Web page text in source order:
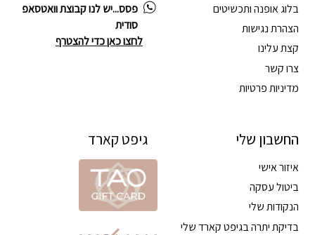
בלוג אופנה ותכשיטים
הצהרת נגישות
קצת עלינו
צרו קשר
מדיניות פרטיות
החשבון שלי
איזור אישי
ביטול עסקה
הנקודות שלי
בדיקת יתרה בגיפט קארד שלי
פסס...יש לנו קבוצת וואטסאפ
סודית
לחצו כאן כדי להצטרף
גיפט קארד